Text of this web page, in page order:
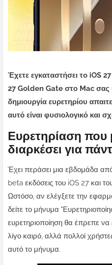
Έχετε εγκαταστήσει το iOS
27 Golden Gate στο Mac σας
δημιουργία ευρετηρίου
αυτό είναι φυσιολογικό και
Ευρετηρίαση που
διαρκέσει για
Έχει περάσει μια εβδομάδα
beta εκδόσεις του iOS 27 και
Ωστόσο, αν ελέγξετε την
δείτε το μήνυμα
ευρετηριοποίηση θα έπρεπε
λίγο καιρό, αλλά πολλοί
αυτό το μήνυμα.